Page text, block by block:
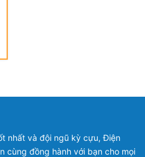
nhất và đội ngũ kỳ cựu, Điện
cùng đồng hành với bạn cho mọi